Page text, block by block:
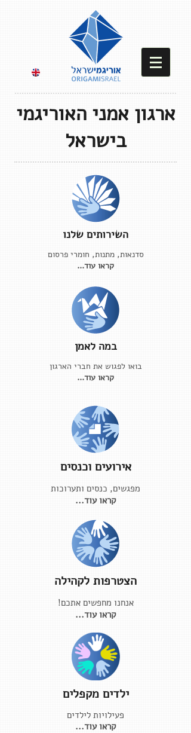
ארגון אמני האוריגמי
בישראל
השירותים שלנו
סדנאות, מתנות, חומרי פרסום
קראו עוד...
במה לאמן
בואו לפגוש את חברי הארגון
קראו עוד...
אירועים וכנסים
מפגשים, כנסים ותערוכות
קראו עוד...
הצטרפות לקהילה
אנחנו מחפשים אתכם!
קראו עוד...
ילדים מקפלים
פעילויות לילדים
קראו עוד...